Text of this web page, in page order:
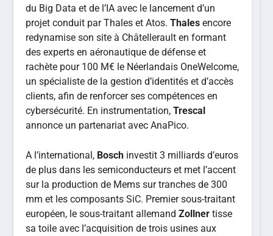
du Big Data et de l’IA avec le lancement d’un
projet conduit par Thales et Atos.Thales encore
redynamise son site à Châtellerault en formant
des experts en aéronautique de défense et
rachète pour 100 M€ le Néerlandais OneWelcome,
un spécialiste de la gestion d’identités et d’accès
clients, afin de renforcer ses compétences en
cybersécurité. En instrumentation,Trescal
annonce un partenariat avec AnaPico.
A l’international, Bosch investit 3 milliards d’euros
de plus dans les semiconducteurs et met l’accent
sur la production de Mems sur tranches de 300
mm et les composants SiC. Premier sous-traitant
européen, le sous-traitant allemandZollner tisse
sa toile avec l’acquisition de trois usines aux